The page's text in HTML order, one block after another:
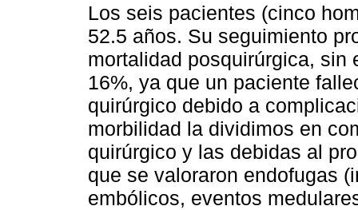
Los seis pacientes (cinco
52.5 años. Su seguimiento
mortalidad posquirúrgica, sin
16%, ya que un paciente
quirúrgico debido a
morbilidad la dividimos en
quirúrgico y las debidas al
que se valoraron endofugas
embólicos, eventos